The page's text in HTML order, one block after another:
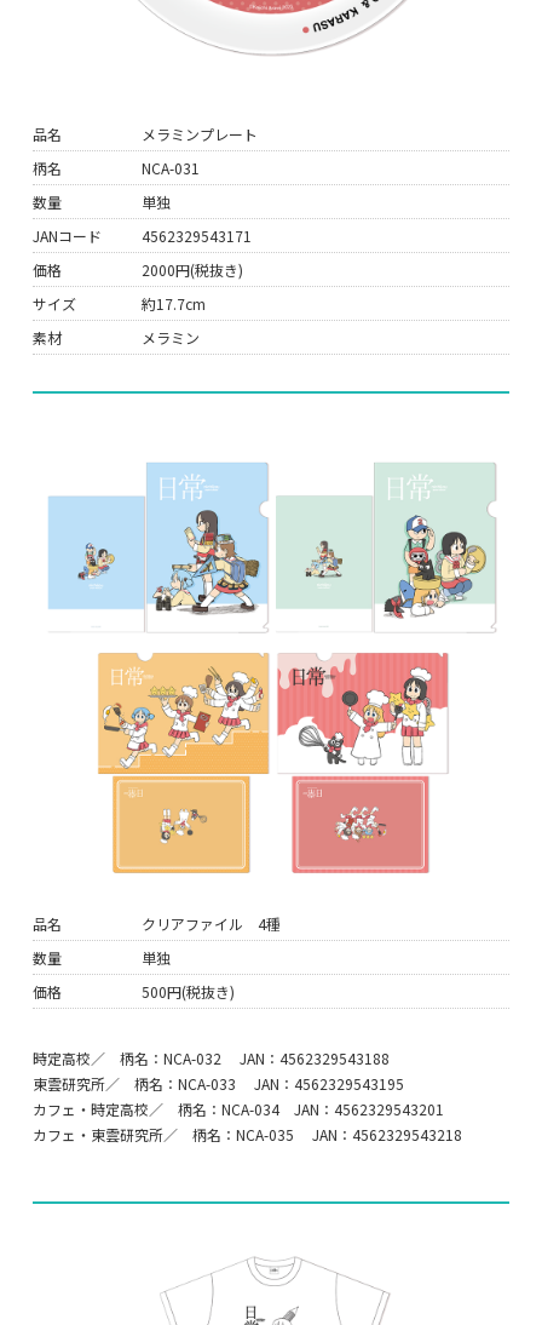
品名
メラミンプレート
柄名
NCA-031
数量
単独
JANコード
4562329543171
価格
2000円(税抜き)
サイズ
約17.7cm
素材
メラミン
品名
クリアファイル 4種
数量
単独
価格
500円(税抜き)
時定高校／ 柄名：NCA-032 JAN：4562329543188
東雲研究所／ 柄名：NCA-033 JAN：4562329543195
カフェ・時定高校／ 柄名：NCA-034 JAN：4562329543201
カフェ・東雲研究所／ 柄名：NCA-035 JAN：4562329543218